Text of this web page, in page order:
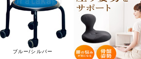
ブルー/シルバー